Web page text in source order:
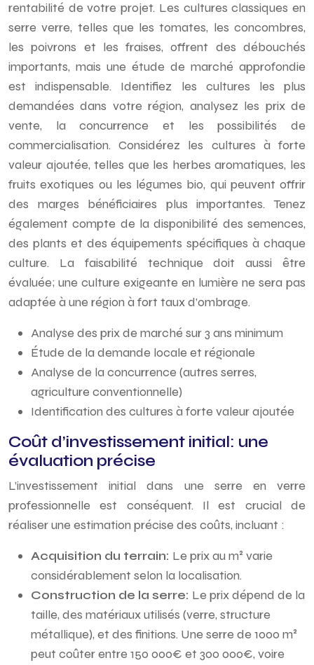
rentabilité de votre projet. Les cultures classiques en
serre verre, telles que les tomates, les concombres,
les poivrons et les fraises, offrent des débouchés
importants, mais une étude de marché approfondie
est indispensable. Identifiez les cultures les plus
demandées dans votre région, analysez les prix de
vente, la concurrence et les possibilités de
commercialisation. Considérez les cultures à forte
valeur ajoutée, telles que les herbes aromatiques, les
fruits exotiques ou les légumes bio, qui peuvent offrir
des marges bénéficiaires plus importantes. Tenez
également compte de la disponibilité des semences,
des plants et des équipements spécifiques à chaque
culture. La faisabilité technique doit aussi être
évaluée; une culture exigeante en lumière ne sera pas
adaptée à une région à fort taux d’ombrage.
Analyse des prix de marché sur 3 ans minimum
Étude de la demande locale et régionale
Analyse de la concurrence (autres serres,
agriculture conventionnelle)
Identification des cultures à forte valeur ajoutée
Coût d’investissement initial: une
évaluation précise
L’investissement initial dans une serre en verre
professionnelle est conséquent. Il est crucial de
réaliser une estimation précise des coûts, incluant :
Acquisition du terrain: Le prix au m² varie
considérablement selon la localisation.
Construction de la serre: Le prix dépend de la
taille, des matériaux utilisés (verre, structure
métallique), et des finitions. Une serre de 1000 m²
peut coûter entre 150 000€ et 300 000€, voire